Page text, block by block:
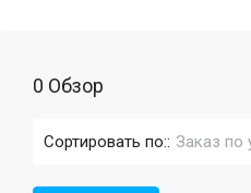
0 Обзор
Сортировать по:: Заказ по